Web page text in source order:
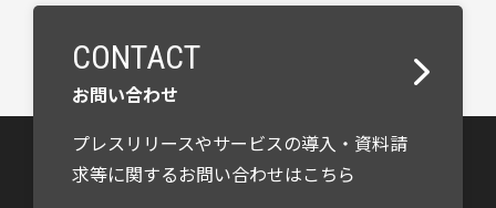
CONTACT
お問い合わせ
プレスリリースやサービスの導入・資料請
求等に関するお問い合わせはこちら